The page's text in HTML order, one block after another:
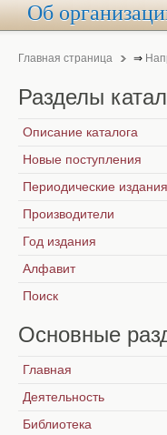
Об
Главная страница ⇒
Разделы
Описание каталога
Новые поступления
Периодические издания
Производители
Год издания
Алфавит
Поиск
Основные
Главная
Деятельность
Библиотека